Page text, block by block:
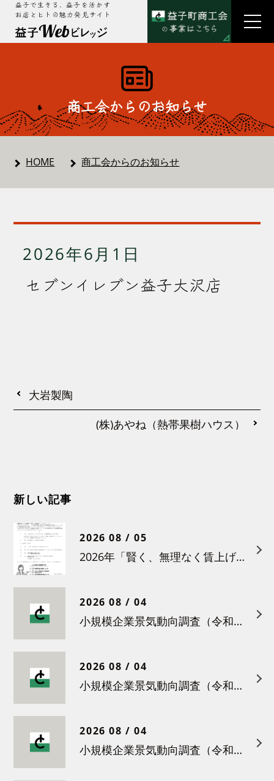
益子で生きる、益子を活かす
お店とヒトの魅力発見サイト
商工会からのお知らせ
HOME 商工会からのお知らせ
2026年6月1日
セブンイレブン益子大沢店
大岩製陶
(株)あやね（熱帯果樹ハウス）
新しい記事
2026 08 / 05
2026年「賢く、無理なく賃上げを！小さな職場のための労務管理セミナー」の開催について
2026 08 / 04
小規模企業景気動向調査（令和８年６月）結果について
2026 08 / 04
小規模企業景気動向調査（令和８年５月）結果について
2026 08 / 04
小規模企業景気動向調査（令和８年４月）結果について